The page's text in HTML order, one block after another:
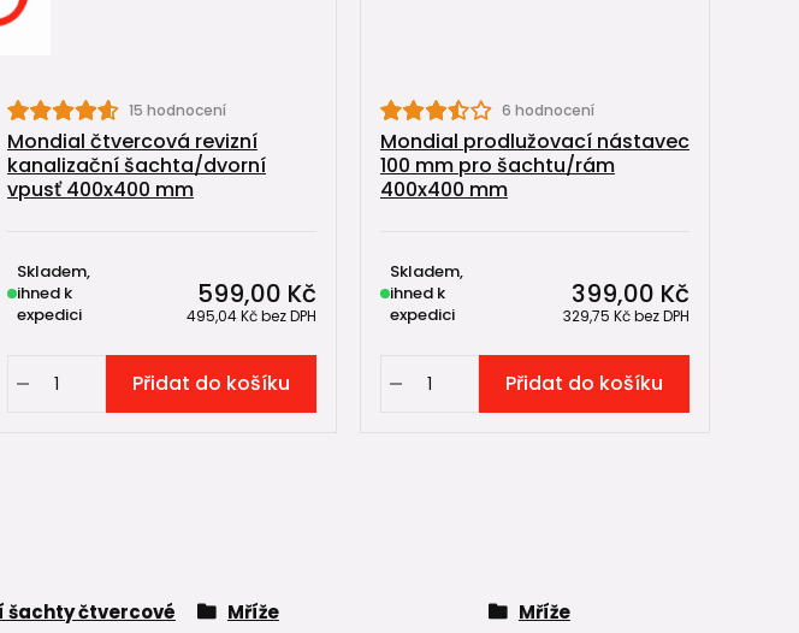
15 hodnocení
Mondial čtvercová revizní
kanalizační šachta/dvorní
vpusť 400x400 mm
599,00 Kč
495,04 Kčbez DPH
Skladem,
ihned k
expedici
Přidat do košíku
6 hodnocení
Mondial prodlužovací nástavec
100 mm pro šachtu/rám
400x400 mm
399,00 Kč
329,75 Kčbez DPH
Skladem,
ihned k
expedici
Přidat do košíku
šachty čtvercové Mříže Mříže